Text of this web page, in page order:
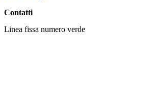
Contatti
Linea fissa numero verde